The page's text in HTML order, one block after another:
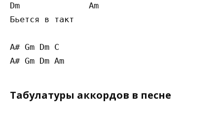
Dm              Am
Бьется в такт
A# Gm Dm C
Табулатуры аккордов в песне